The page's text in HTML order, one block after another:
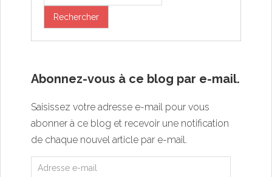
Abonnez-vous à ce blog par e-mail.
Saisissez votre adresse e-mail pour vous
abonner à ce blog et recevoir une notification
de chaque nouvel article par e-mail.